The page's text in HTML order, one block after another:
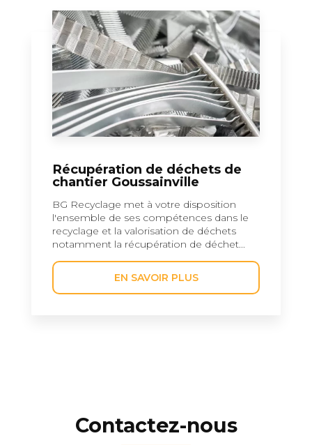
Récupération de déchets de
chantier Goussainville
BG Recyclage met à votre disposition
l'ensemble de ses compétences dans le
recyclage et la valorisation de déchets
notamment la récupération de déchet...
EN SAVOIR PLUS
Contactez-nous